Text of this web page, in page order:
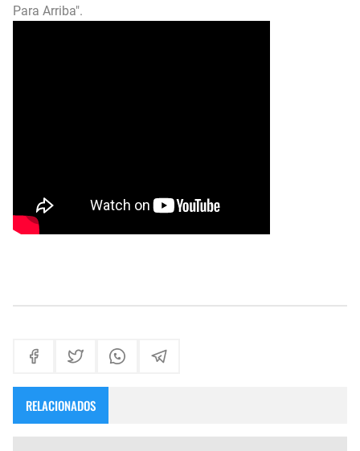
Para Arriba".
RELACIONADOS